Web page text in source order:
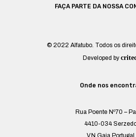
FAÇA PARTE DA NOSSA
© 2022 Alfatubo. Todos os
Developed by
Onde nos
Rua Poente Nº70 –
4410-034
V.N.Gaia Portugal